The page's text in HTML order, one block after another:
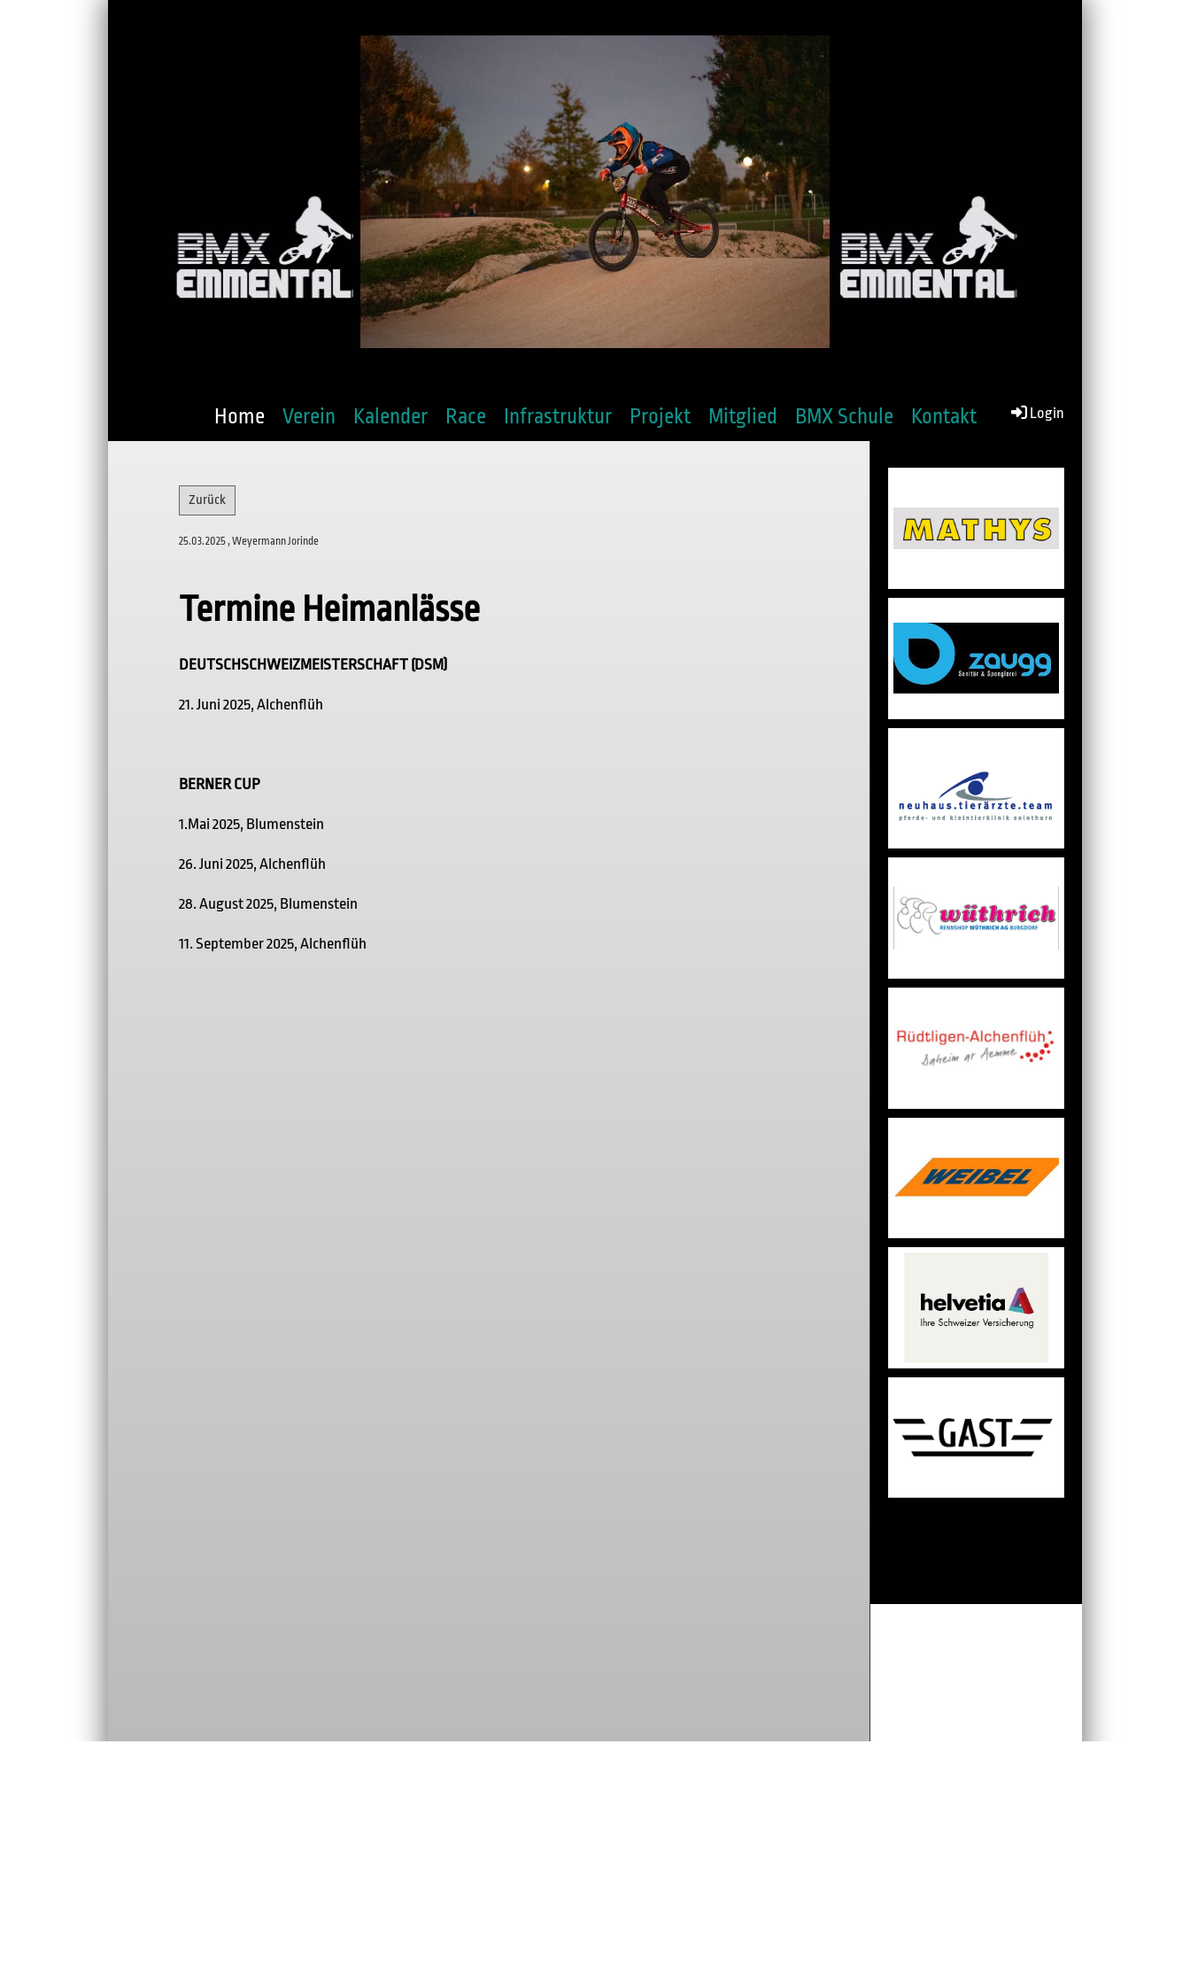
Home Verein Kalender Race Infrastruktur Projekt Mitglied BMX Schule Kontakt Login
Zurück
25.03.2025, Weyermann Jorinde
Termine Heimanlässe
DEUTSCHSCHWEIZMEISTERSCHAFT (DSM)
21. Juni 2025, Alchenflüh
BERNER CUP
1.Mai 2025, Blumenstein
26. Juni 2025, Alchenflüh
28. August 2025, Blumenstein
11. September 2025, Alchenflüh